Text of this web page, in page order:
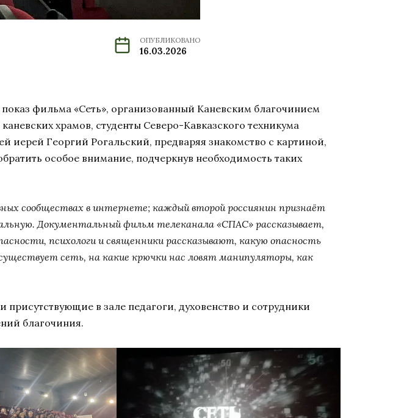
ОПУБЛИКОВАНО
16.03.2026
фильма «Сеть», организованный Каневским благочинием
храмов, студенты Северо-Кавказского техникума
иерей Георгий Рогальский, предваряя знакомство с картиной,
особое внимание, подчеркнув необходимость таких
сообществах в интернете; каждый второй россиянин признаёт
Документальный фильм телеканала «СПАС» рассказывает,
психологи и священники рассказывают, какую опасность
сеть, на какие крючки нас ловят манипуляторы, как
в зале педагоги, духовенство и сотрудники
благочиния.